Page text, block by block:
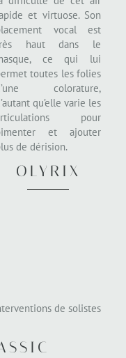
OLYRIX
et virtuose. Son
vocal est
haut dans le
ce qui lui
toutes les folies
colorature,
qu’elle varie les
pour
et ajouter
de dérision.
de solistes